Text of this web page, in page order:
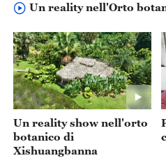
Un reality nell'Orto
Un reality show nell'orto
botanico di
Xishuangbanna